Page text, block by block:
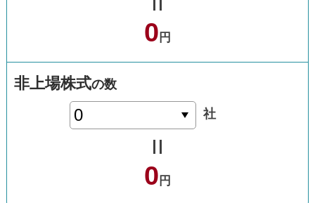
0 円
非上場株式の数
社
0 円